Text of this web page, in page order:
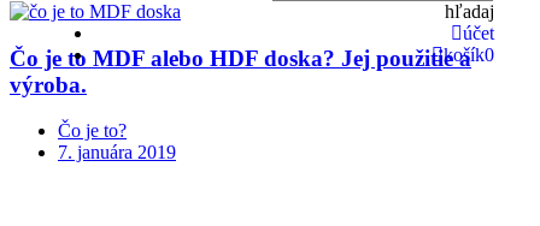
hľadaj
účet
košík0
Čo je to MDF alebo HDF doska? Jej použitie a
výroba.
Čo je to?
7. januára 2019